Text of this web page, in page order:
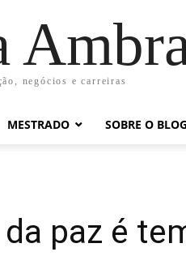
negócios e carreiras
MESTRADO SOBRE O BLOG
paz é